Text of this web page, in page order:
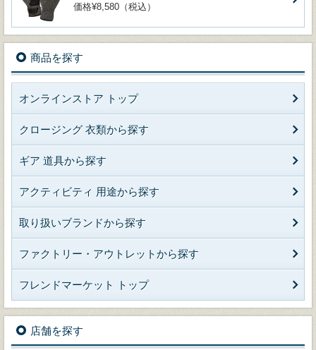
価格¥8,580（税込）
商品を探す
オンラインストア トップ
クロージング 衣類から探す
ギア 道具から探す
アクティビティ 用途から探す
取り扱いブランドから探す
ファクトリー・アウトレットから探す
フレンドマーケット トップ
店舗を探す